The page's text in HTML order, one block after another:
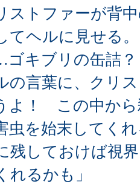
トファーが背
てヘルに見せる。
ゴキブリの缶詰？
言葉に、クリ
よ！ この中か
虫を始末してく
残しておけば視
れるかも」